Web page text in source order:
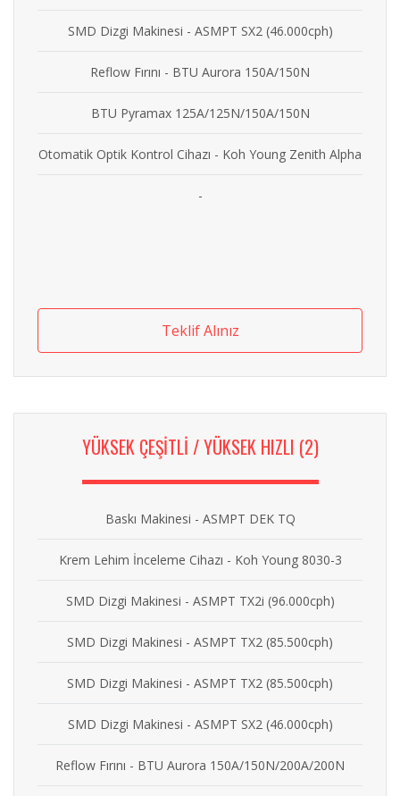
SMD Dizgi Makinesi - ASMPT SX2 (46.000cph)
Reflow Fırını - BTU Aurora 150A/150N
BTU Pyramax 125A/125N/150A/150N
Otomatik Optik Kontrol Cihazı - Koh Young Zenith Alpha
-
Teklif Alınız
YÜKSEK ÇEŞİTLİ / YÜKSEK HIZLI (2)
Baskı Makinesi - ASMPT DEK TQ
Krem Lehim İnceleme Cihazı - Koh Young 8030-3
SMD Dizgi Makinesi - ASMPT TX2i (96.000cph)
SMD Dizgi Makinesi - ASMPT TX2 (85.500cph)
SMD Dizgi Makinesi - ASMPT TX2 (85.500cph)
SMD Dizgi Makinesi - ASMPT SX2 (46.000cph)
Reflow Fırını - BTU Aurora 150A/150N/200A/200N